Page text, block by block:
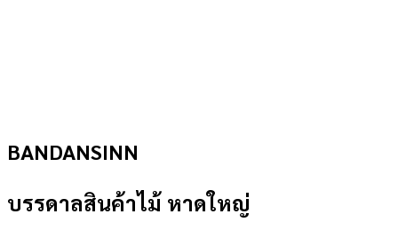
BANDANSINN
บรรดาลสินค้าไม้ หาดใหญ่